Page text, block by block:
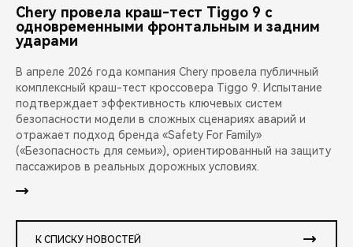
Chery провела краш-тест Tiggo 9 с
одновременными фронтальным и задним
ударами
В апреле 2026 года компания Chery провела публичный
комплексный краш-тест кроссовера Tiggo 9. Испытание
подтверждает эффективность ключевых систем
безопасности модели в сложных сценариях аварий и
отражает подход бренда «Safety For Family»
(«Безопасность для семьи»), ориентированный на защиту
пассажиров в реальных дорожных условиях.
К СПИСКУ НОВОСТЕЙ